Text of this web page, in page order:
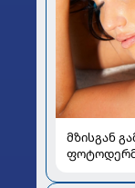
მზისგან